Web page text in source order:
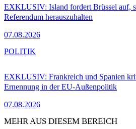
EXKLUSIV: Island fordert Brüssel auf,
Referendum herauszuhalten
07.08.2026
EXKLUSIV: Frankreich und Spanien
Ernennung in der EU-Außenpolitik
07.08.2026
POLITIK
MEHR AUS DIESEM BEREICH